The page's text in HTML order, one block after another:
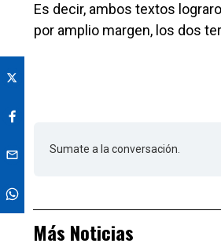
Es decir, ambos textos
por amplio margen, los dos
Sumate a la conversación.
Más Noticias